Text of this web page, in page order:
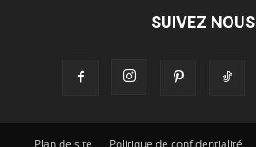
SUIVEZ NOUS
Plan de site Politique de confidentialité